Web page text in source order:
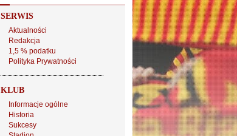
SERWIS
Aktualności
Redakcja
1,5 % podatku
Polityka Prywatności
KLUB
Informacje ogólne
Historia
Sukcesy